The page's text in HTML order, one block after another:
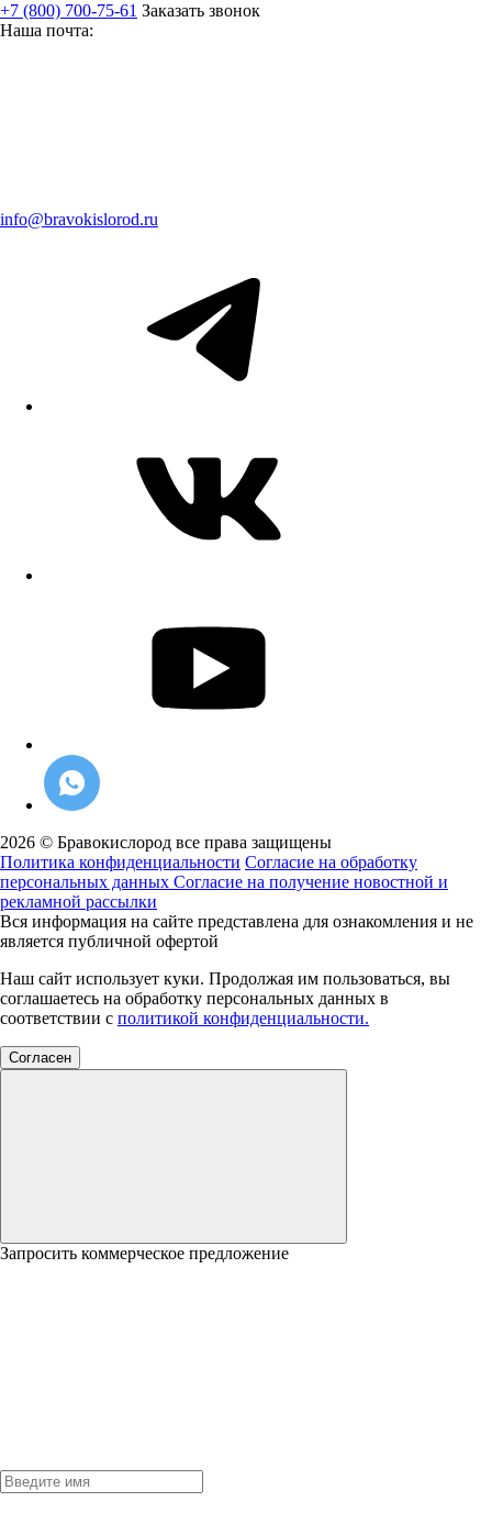
+7 (800) 700-75-61 Заказать звонок
Наша почта:
info@bravokislorod.ru
2026 © Бравокислород все права защищены
Политика конфиденциальности Согласие на обработку
персональных данных Согласие на получение новостной и
рекламной рассылки
Вся информация на сайте представлена для ознакомления и не
является публичной офертой
Наш сайт использует куки. Продолжая им пользоваться, вы
соглашаетесь на обработку персональных данных в
соответствии с политикой конфиденциальности.
Согласен
Запросить коммерческое предложение